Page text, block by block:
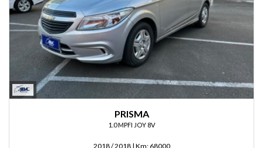
PRISMA
1.0 MPFI JOY 8V
2018 / 2018 | Km: 68000